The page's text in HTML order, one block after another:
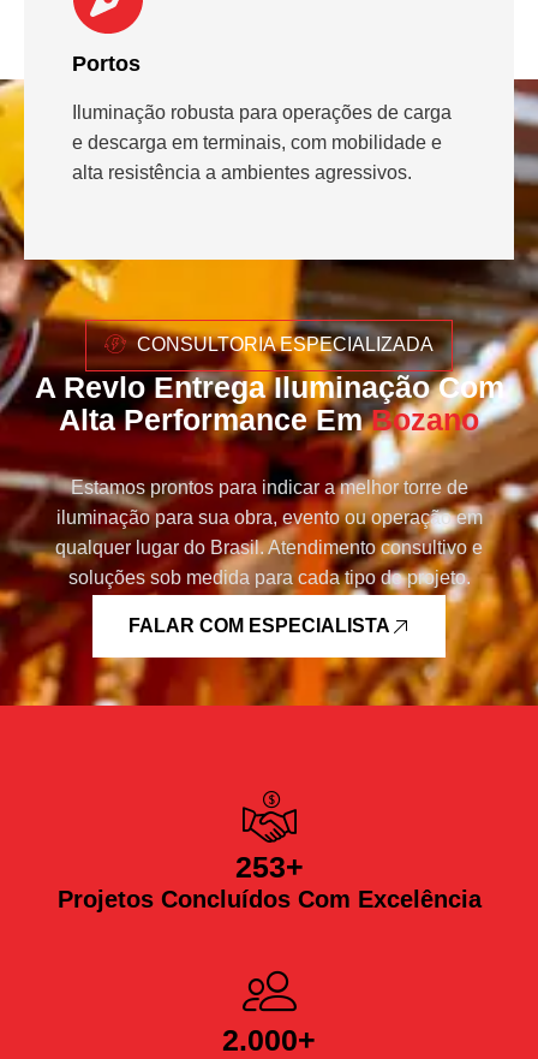
Portos
Iluminação robusta para operações de carga
e descarga em terminais, com mobilidade e
alta resistência a ambientes agressivos.
CONSULTORIA ESPECIALIZADA
A Revlo Entrega Iluminação Com
Alta Performance EmBozano
Estamos prontos para indicar a melhor torre de
iluminação para sua obra, evento ou operação em
qualquer lugar do Brasil. Atendimento consultivo e
soluções sob medida para cada tipo de projeto.
FALAR COM ESPECIALISTA
Projetos Concluídos Com Excelência
253+
2.000+